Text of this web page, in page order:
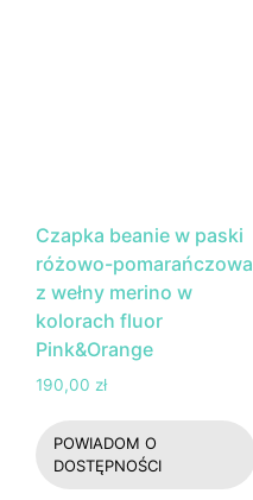
Czapka beanie w paski
różowo-pomarańczowa
z wełny merino w
kolorach fluor
Pink&Orange
190,00 zł
POWIADOM O
DOSTĘPNOŚCI